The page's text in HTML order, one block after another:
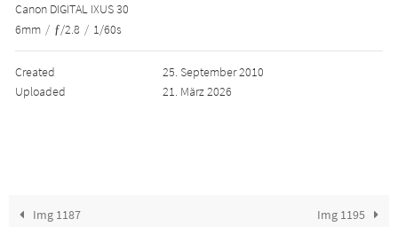
Canon DIGITAL IXUS 30
6mm / ƒ/2.8 / 1/60s
Created
25. September 2010
Uploaded
21. März 2026
Img 1187 Img 1195